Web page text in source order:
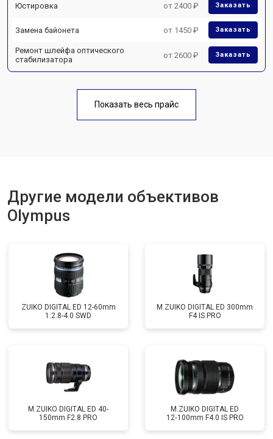
Юстировка от 2400 ₽ Заказать
Замена байонета от 1450 ₽ Заказать
Ремонт шлейфа оптического
стабилизатора
от 2600 ₽ Заказать
Показать весь прайс
Другие модели объективов
Olympus
ZUIKO DIGITAL ED 12-60mm
1:2.8-4.0 SWD
M.ZUIKO DIGITAL ED 300mm
F4 IS PRO
M.ZUIKO DIGITAL ED 40-
150mm F2.8 PRO
M.ZUIKO DIGITAL ED
12‑100mm F4.0 IS PRO